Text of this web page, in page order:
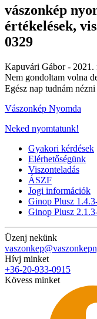
vászonkép
értékelések,
0329
Kapuvári Gábor - 2021.
Nem gondoltam volna
Egész nap tudnám nézni
Vászonkép Nyomda
Neked nyomtatunk!
Gyakori kérdések
Elérhetőségünk
Viszonteladás
ÁSZF
Jogi információk
Ginop Plusz
Ginop Plusz
Üzenj nekünk
Hívj minket
+36-20-933-0915
Kövess minket